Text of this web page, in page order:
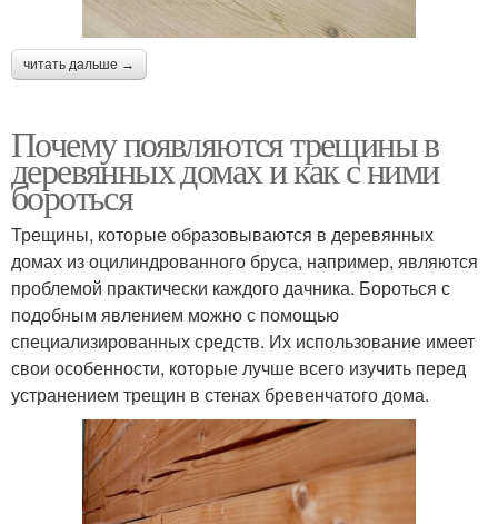
читать дальше →
Почему появляются трещины в
деревянных домах и как с ними
бороться
Трещины, которые образовываются в деревянных
домах из оцилиндрованного бруса, например, являются
проблемой практически каждого дачника. Бороться с
подобным явлением можно с помощью
специализированных средств. Их использование имеет
свои особенности, которые лучше всего изучить перед
устранением трещин в стенах бревенчатого дома.